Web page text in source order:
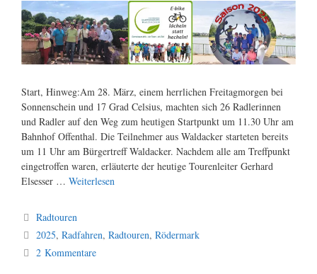
Start, Hinweg:Am 28. März, einem herrlichen Freitagmorgen bei
Sonnenschein und 17 Grad Celsius, machten sich 26 Radlerinnen
und Radler auf den Weg zum heutigen Startpunkt um 11.30 Uhr am
Bahnhof Offenthal. Die Teilnehmer aus Waldacker starteten bereits
um 11 Uhr am Bürgertreff Waldacker. Nachdem alle am Treffpunkt
eingetroffen waren, erläuterte der heutige Tourenleiter Gerhard
Elsesser … Weiterlesen
Kategorien
Radtouren
Schlagwörter
2025,Radfahren,Radtouren,Rödermark
2 Kommentare